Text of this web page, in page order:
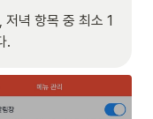
녁 항목 중 최소 1
.